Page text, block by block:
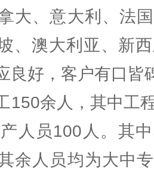
大、意大利、法
、澳大利亚、新
良好，客户有口皆
150余人，其中工
人员100人。其
余人员均为大中